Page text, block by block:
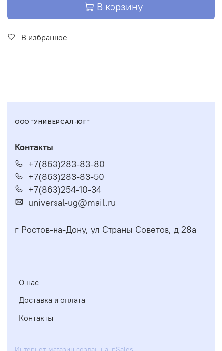
В корзину
В избранное
ООО "УНИВЕРСАЛ-ЮГ"
О нас
Доставка и оплата
Контакты
Контакты
+7(863)283-83-80
+7(863)283-83-50
+7(863)254-10-34
universal-ug@mail.ru
г Ростов-на-Дону, ул Страны Советов, д 28а
Интернет-магазин создан на inSales